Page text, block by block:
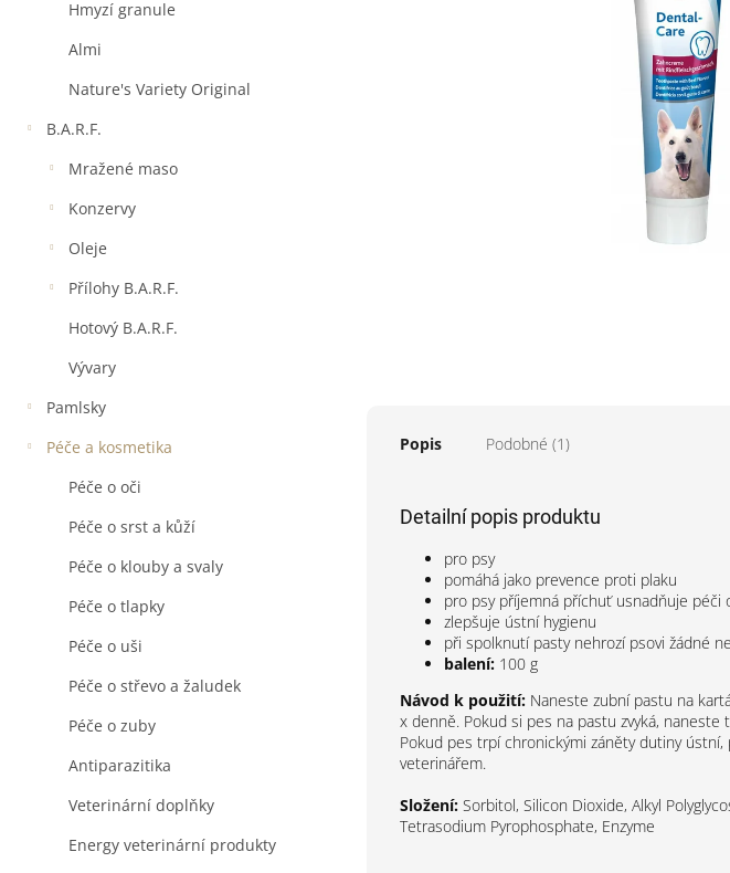
Hmyzí granule
Almi
Nature's Variety Original
B.A.R.F.
Mražené maso
Konzervy
Oleje
Přílohy B.A.R.F.
Hotový B.A.R.F.
Vývary
Pamlsky
Péče a kosmetika
Péče o oči
Péče o srst a kůží
Péče o klouby a svaly
Péče o tlapky
Péče o uši
Péče o střevo a žaludek
Péče o zuby
Antiparazitika
Veterinární doplňky
Energy veterinární produkty
Popis Podobné (1)
Detailní popis produktu
pro psy
pomáhá jako prevence proti plaku
pro psy příjemná příchuť usnadňuje péči
zlepšuje ústní hygienu
při spolknutí pasty nehrozí psovi žádné
balení: 100 g
Návod k použití: Naneste zubní pastu na
x denně. Pokud si pes na pastu zvyká,
Pokud pes trpí chronickými záněty dutiny
veterinářem.
Složení: Sorbitol, Silicon Dioxide, Alkyl
Tetrasodium Pyrophosphate, Enzyme